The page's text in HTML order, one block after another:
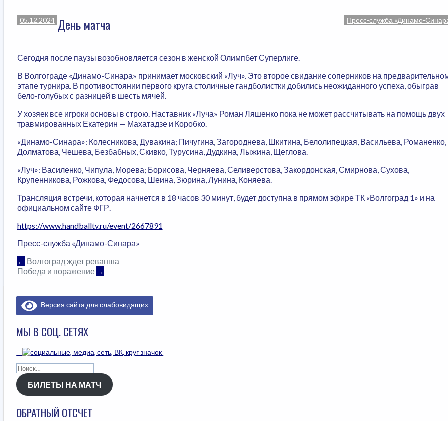
Пресс-служба «Динамо-
05.12.2024 День матча
Сегодня после паузы возобновляется сезон в женской Олимпбет Суперлиге.
В Волгограде «Динамо-Синара» принимает московский «Луч». Это второе свидание соперников на
этапе турнира. В противостоянии первого круга столичные гандболистки добились неожиданного успеха, обыграв
бело-голубых с разницей в шесть мячей.
У хозяек все игроки основы в строю. Наставник «Луча» Роман Ляшенко пока не может рассчитывать на помощь двух
травмированных Екатерин — Махатадзе и Коробко.
«Динамо-Синара»: Колесникова, Дувакина; Пичугина, Загороднева, Шкитина, Белолипецкая, Васильева, Романенко,
Долматова, Чешева, Безбабных, Скивко, Турусина, Дудкина, Лыжина, Щеглова.
«Луч»: Василенко, Чипула, Морева; Борисова, Черняева, Селиверстова, Закордонская, Смирнова, Сухова,
Крупенникова, Рожкова, Федосова, Шеина, Зюрина, Лунина, Коняева.
Трансляция встречи, которая начнется в 18 часов 30 минут, будет доступна в прямом эфире ТК «Волгоград 1» и на
официальном сайте ФГР.
https://www.handballtv.ru/event/2667891
Пресс-служба «Динамо-Синара»
НАВИГАЦИЯ
ЗАПИСЯМ
← Волгоград ждет реванша
Победа и поражение →
Версия сайта для слабовидящих
МЫ В СОЦ. СЕТЯХ
Найти:
БИЛЕТЫ НА МАТЧ
ОБРАТНЫЙ ОТСЧЕТ